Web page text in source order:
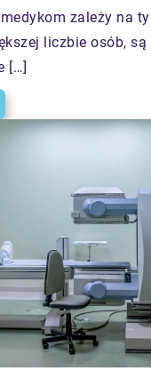
zależy na
liczbie osób,
[…]